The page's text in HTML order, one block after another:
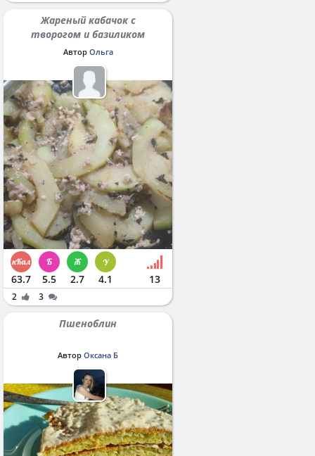
Жареный кабачок с
творогом и базиликом
Автор Ольга
63.7 5.5 2.7 4.1 13
2 3
Пшеноблин
Автор Оксана Б